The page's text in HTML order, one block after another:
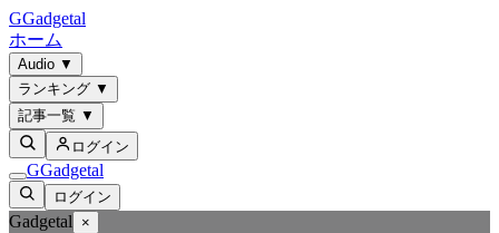
GGadgetal
ホーム
Audio ▼
ランキング ▼
記事一覧 ▼
ログイン
GGadgetal
ログイン
Gadgetal ×